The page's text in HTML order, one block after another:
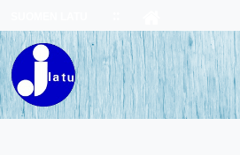
to
content